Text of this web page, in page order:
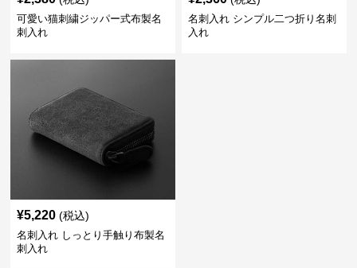
可愛い猫刺繍ジッパー式布製名
刺入れ
名刺入れ シンプル二つ折り名刺
入れ
¥5,220 (税込)
名刺入れ しっとり手触り布製名
刺入れ